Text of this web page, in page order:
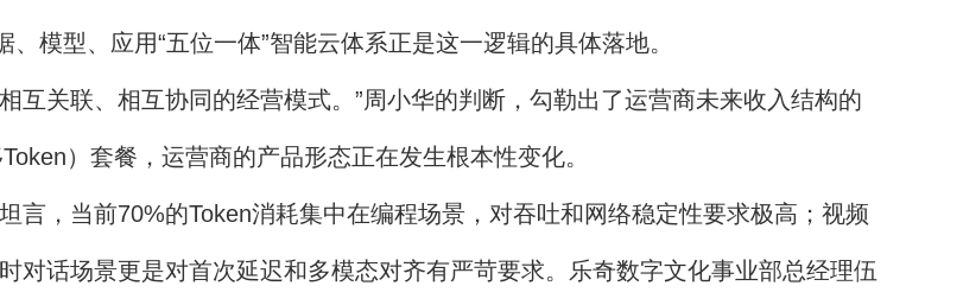
模型、应用“五位一体”智能云体系正是这一逻辑的具体落地。
关联、相互协同的经营模式。”周小华的判断，勾勒出了运营商未来收入结构的
）套餐，运营商的产品形态正在发生根本性变化。
，当前70%的Token消耗集中在编程场景，对吞吐和网络稳定性要求极高；视频
对话场景更是对首次延迟和多模态对齐有严苛要求。乐奇数字文化事业部总经理伍